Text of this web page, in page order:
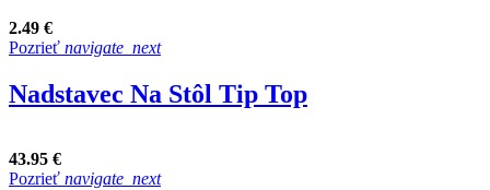
2.49 €
Pozrieť navigate_next
Nadstavec Na Stôl Tip Top
43.95 €
Pozrieť navigate_next